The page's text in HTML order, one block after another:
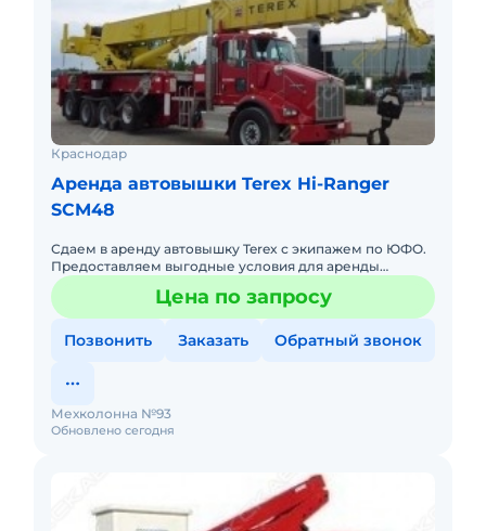
Краснодар
Аренда автовышки Terex Hi-Ranger
SCM48
Сдаем в аренду автовышку Terex с экипажем по ЮФО.
Предоставляем выгодные условия для аренды
автовышки Terex в Южном федеральном округе.
Кроме аренды спецтехникЦена по запросу
Позвонить Заказать Обратный звонок
Обновлено сегодня
Мехколонна №93